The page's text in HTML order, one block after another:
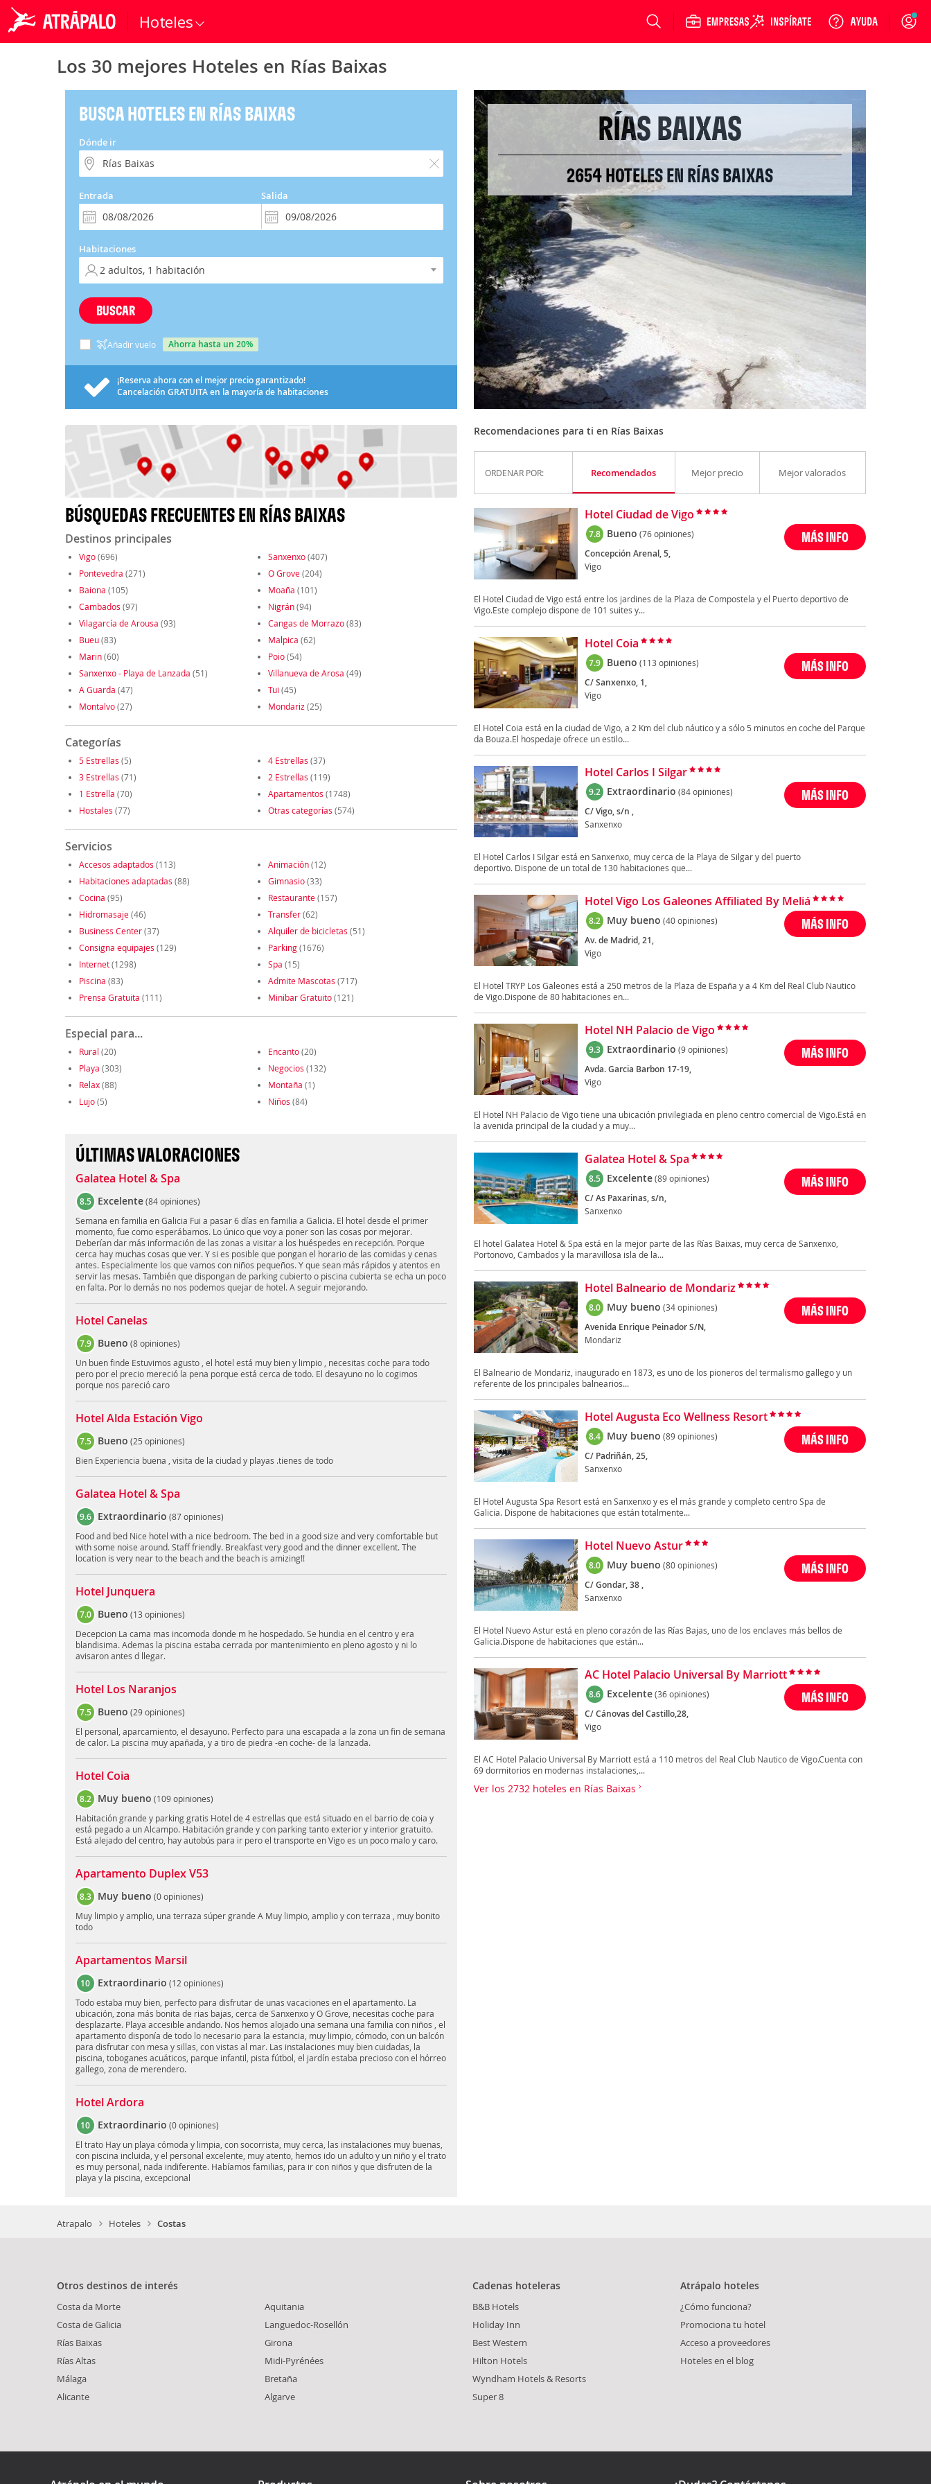
Hoteles Login
Los 30 mejores Hoteles en Rías Baixas
BUSCA HOTELES EN RÍAS BAIXAS
Dónde ir
Entrada Salida
Habitaciones
BUSCAR
Añadir vuelo ahorra hasta un 20%
¡Reserva ahora con el mejor precio garantizado!
Cancelación GRATUITAen la mayoría de habitaciones
BÚSQUEDAS FRECUENTES EN RÍAS BAIXAS
Destinos principales
Vigo(696) Sanxenxo(407)
Pontevedra (271) O Grove(204)
Baiona (105) Moaña (101)
Cambados (97) Nigrán(94)
Vilagarcía de Arousa (93) Cangas de Morrazo(83)
Bueu(83) Malpica (62)
Marin(60) Poio(54)
Sanxenxo - Playa de Lanzada (51) Villanueva de Arosa (49)
A Guarda (47) Tui (45)
Montalvo(27) Mondariz (25)
Categorías
5 Estrellas (5) 4 Estrellas (37)
3 Estrellas (71) 2 Estrellas (119)
1 Estrella (70) Apartamentos (1748)
Hostales (77) Otras categorías (574)
Servicios
Accesos adaptados (113) Animación(12)
Habitaciones adaptadas (88) Gimnasio(33)
Cocina (95) Restaurante(157)
Hidromasaje(46) Transfer(62)
Business Center(37) Alquiler de bicicletas (51)
Consigna equipajes (129) Parking(1676)
Internet(1298) Spa (15)
Piscina (83) Admite Mascotas (717)
Prensa Gratuita (111) Minibar Gratuito(121)
Especial para...
Rural (20) Encanto(20)
Playa (303) Negocios (132)
Relax(88) Montaña (1)
Lujo(5) Niños (84)
ÚLTIMAS VALORACIONES
Galatea Hotel & Spa
8.5 Excelente(84 opiniones)
Semana en familia en Galicia Fui a pasar 6 días en familia a Galicia. El hotel desde el primer
momento, fue como esperábamos. Lo único que voy a poner son las cosas por mejorar.
Deberían dar más información de las zonas a visitar a los huéspedes en recepción. Porque
cerca hay muchas cosas que ver. Y si es posible que pongan el horario de las comidas y cenas
antes. Especialmente los que vamos con niños pequeños. Y que sean más rápidos y atentos en
servir las mesas. También que dispongan de parking cubierto o piscina cubierta se echa un poco
en falta. Por lo demás no nos podemos quejar de hotel. A seguir mejorando.
Hotel Canelas
7.9 Bueno (8 opiniones)
Un buen finde Estuvimos agusto , el hotel está muy bien y limpio , necesitas coche para todo
pero por el precio mereció la pena porque está cerca de todo. El desayuno no lo cogimos
porque nos pareció caro
Hotel Alda Estación Vigo
7.5 Bueno (25 opiniones)
Bien Experiencia buena , visita de la ciudad y playas .tienes de todo
Galatea Hotel & Spa
9.6 Extraordinario (87 opiniones)
Food and bed Nice hotel with a nice bedroom. The bed in a good size and very comfortable but
with some noise around. Staff friendly. Breakfast very good and the dinner excellent. The
location is very near to the beach and the beach is amizing!!
Hotel Junquera
7.0 Bueno (13 opiniones)
Decepcion La cama mas incomoda donde m he hospedado. Se hundia en el centro y era
blandisima. Ademas la piscina estaba cerrada por mantenimiento en pleno agosto y ni lo
avisaron antes d llegar.
Hotel Los Naranjos
7.5 Bueno (29 opiniones)
El personal, aparcamiento, el desayuno. Perfecto para una escapada a la zona un fin de semana
de calor. La piscina muy apañada, y a tiro de piedra -en coche- de la lanzada.
Hotel Coia
8.2 Muy bueno (109 opiniones)
Habitación grande y parking gratis Hotel de 4 estrellas que está situado en el barrio de coia y
está pegado a un Alcampo. Habitación grande y con parking tanto exterior y interior gratuito.
Está alejado del centro, hay autobús para ir pero el transporte en Vigo es un poco malo y caro.
Apartamento Duplex V53
8.3 Muy bueno (0 opiniones)
Muy limpio y amplio, una terraza súper grande A Muy limpio, amplio y con terraza , muy bonito
todo
Apartamentos Marsil
10 Extraordinario (12 opiniones)
Todo estaba muy bien, perfecto para disfrutar de unas vacaciones en el apartamento. La
ubicación, zona más bonita de rias bajas, cerca de Sanxenxo y O Grove, necesitas coche para
desplazarte. Playa accesible andando. Nos hemos alojado una semana una familia con niños , el
apartamento disponía de todo lo necesario para la estancia, muy limpio, cómodo, con un balcón
para disfrutar con mesa y sillas, con vistas al mar. Las instalaciones muy bien cuidadas, la
piscina, toboganes acuáticos, parque infantil, pista fútbol, el jardín estaba precioso con el hórreo
gallego, zona de merendero.
Hotel Ardora
10 Extraordinario (0 opiniones)
El trato Hay un playa cómoda y limpia, con socorrista, muy cerca, las instalaciones muy buenas,
con piscina incluida, y el personal excelente, muy atento, hemos ido un adulto y un niño y el trato
es muy personal, nada indiferente. Habíamos familias, para ir con niños y que disfruten de la
playa y la piscina, excepcional
RÍAS BAIXAS
2654 HOTELES EN RÍAS BAIXAS
Recomendaciones para ti en Rías Baixas
ORDENAR POR: Recomendados Mejor precio Mejor valorados
Hotel Ciudad de Vigo
7.8 Bueno (76 opiniones)
Concepción Arenal, 5,
Vigo
MÁS INFO
El Hotel Ciudad de Vigo está entre los jardines de la Plaza de Compostela y el Puerto deportivo de
Vigo.Este complejo dispone de 101 suites y...
Hotel Coia
7.9 Bueno (113 opiniones)
C/ Sanxenxo, 1,
Vigo
MÁS INFO
El Hotel Coia está en la ciudad de Vigo, a 2 Km del club náutico y a sólo 5 minutos en coche del Parque
da Bouza.El hospedaje ofrece un estilo...
Hotel Carlos I Silgar
9.2 Extraordinario (84 opiniones)
C/ Vigo, s/n ,
Sanxenxo
MÁS INFO
El Hotel Carlos I Silgar está en Sanxenxo, muy cerca de la Playa de Silgar y del puerto
deportivo. Dispone de un total de 130 habitaciones que...
Hotel Vigo Los Galeones Affiliated By Meliá
8.2 Muy bueno (40 opiniones)
Av. de Madrid, 21,
Vigo
MÁS INFO
El Hotel TRYP Los Galeones está a 250 metros de la Plaza de España y a 4 Km del Real Club Nautico
de Vigo.Dispone de 80 habitaciones en...
Hotel NH Palacio de Vigo
9.3 Extraordinario (9 opiniones)
Avda. Garcia Barbon 17-19,
Vigo
MÁS INFO
El Hotel NH Palacio de Vigo tiene una ubicación privilegiada en pleno centro comercial de Vigo.Está en
la avenida principal de la ciudad y a muy...
Galatea Hotel & Spa
8.5 Excelente(89 opiniones)
C/ As Paxarinas, s/n,
Sanxenxo
MÁS INFO
El hotel Galatea Hotel & Spa está en la mejor parte de las Rías Baixas, muy cerca de Sanxenxo,
Portonovo, Cambados y la maravillosa isla de la...
Hotel Balneario de Mondariz
8.0 Muy bueno (34 opiniones)
Avenida Enrique Peinador S/N,
Mondariz
MÁS INFO
El Balneario de Mondariz, inaugurado en 1873, es uno de los pioneros del termalismo gallego y un
referente de los principales balnearios...
Hotel Augusta Eco Wellness Resort
8.4 Muy bueno (89 opiniones)
C/ Padriñán, 25,
Sanxenxo
MÁS INFO
El Hotel Augusta Spa Resort está en Sanxenxo y es el más grande y completo centro Spa de
Galicia. Dispone de habitaciones que están totalmente...
Hotel Nuevo Astur
8.0 Muy bueno (80 opiniones)
C/ Gondar, 38 ,
Sanxenxo
MÁS INFO
El Hotel Nuevo Astur está en pleno corazón de las Rías Bajas, uno de los enclaves más bellos de
Galicia.Dispone de habitaciones que están...
AC Hotel Palacio Universal By Marriott
8.6 Excelente(36 opiniones)
C/ Cánovas del Castillo,28,
Vigo
MÁS INFO
El AC Hotel Palacio Universal By Marriott está a 110 metros del Real Club Nautico de Vigo.Cuenta con
69 dormitorios en modernas instalaciones,...
Ver los 2732 hoteles en Rías Baixas
Atrapalo Hoteles Costas
Otros destinos de interés
Costa da Morte
Costa de Galicia
Rías Baixas
Rías Altas
Málaga
Alicante
Aquitania
Languedoc-Rosellón
Girona
Midi-Pyrénées
Bretaña
Algarve
Cadenas hoteleras
B&B Hotels
Holiday Inn
Best Western
Hilton Hotels
Wyndham Hotels & Resorts
Super 8
Atrápalo hoteles
¿Cómo funciona?
Promociona tu hotel
Acceso a proveedores
Hoteles en el blog